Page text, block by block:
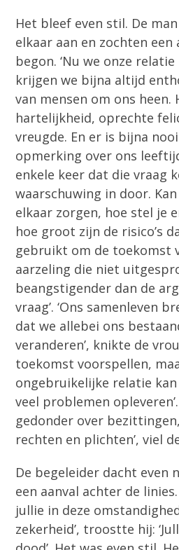
Het bleef even stil. De
elkaar aan en zochten
begon. ‘Nu we onze
krijgen we bijna altijd
van mensen om ons heen.
hartelijkheid, oprechte
vreugde. En er is bijna
opmerking over ons
enkele keer dat die vraag
waarschuwing in door.
elkaar zorgen, hoe stel je
hoe groot zijn de risico’s
gebruikt om de toekomst
aarzeling die niet
beangstigender dan de
vraag’. ‘Ons samenleven
dat we allebei ons
veranderen’, knikte de
toekomst voorspellen,
ongebruikelijke relatie
veel problemen
gedonder over
rechten en plichten’, viel
De begeleider dacht even
een aanval achter de
jullie in deze
zekerheid’, troostte hij: